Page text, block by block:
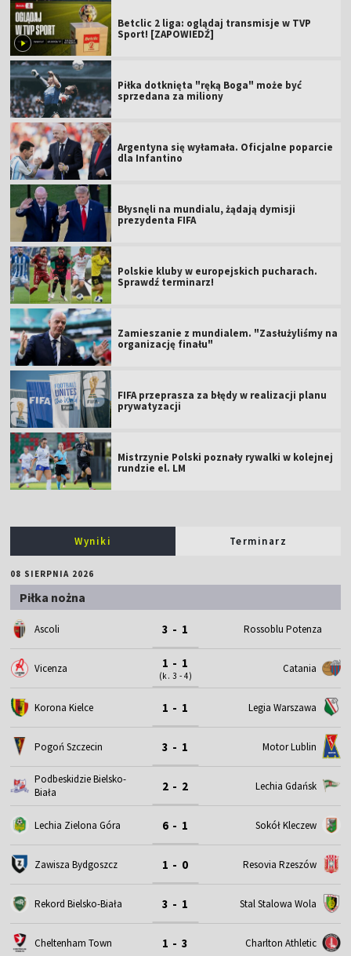
Betclic 2 liga: oglądaj transmisje w TVP
Sport! [ZAPOWIEDŹ]
Piłka dotknięta "ręką Boga" może być
sprzedana za miliony
Argentyna się wyłamała. Oficjalne poparcie
dla Infantino
Błysnęli na mundialu, żądają dymisji
prezydenta FIFA
Polskie kluby w europejskich pucharach.
Sprawdź terminarz!
Zamieszanie z mundialem. "Zasłużyliśmy na
organizację finału"
FIFA przeprasza za błędy w realizacji planu
prywatyzacji
Mistrzynie Polski poznały rywalki w kolejnej
rundzie el. LM
Wyniki Terminarz
08 SIERPNIA 2026
Piłka nożna
Ascoli 3 - 1 Rossoblu Potenza
Vicenza 1 - 1
(k. 3 - 4)
Catania
Korona Kielce 1 - 1 Legia Warszawa
Pogoń Szczecin 3 - 1 Motor Lublin
Podbeskidzie Bielsko-
Biała
2 - 2 Lechia Gdańsk
Lechia Zielona Góra 6 - 1 Sokół Kleczew
Zawisza Bydgoszcz 1 - 0 Resovia Rzeszów
Rekord Bielsko-Biała 3 - 1 Stal Stalowa Wola
Cheltenham Town 1 - 3 Charlton Athletic